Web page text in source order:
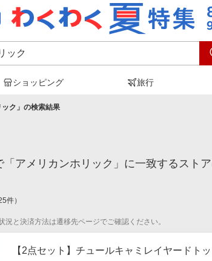
ショッピング 旅行
ック 」の検索結果
アメリカンホリック」に一致するスト
件）
況と決済方法は遷移先ページでご確認ください。
【2点セット】チュールキャミレイヤードト